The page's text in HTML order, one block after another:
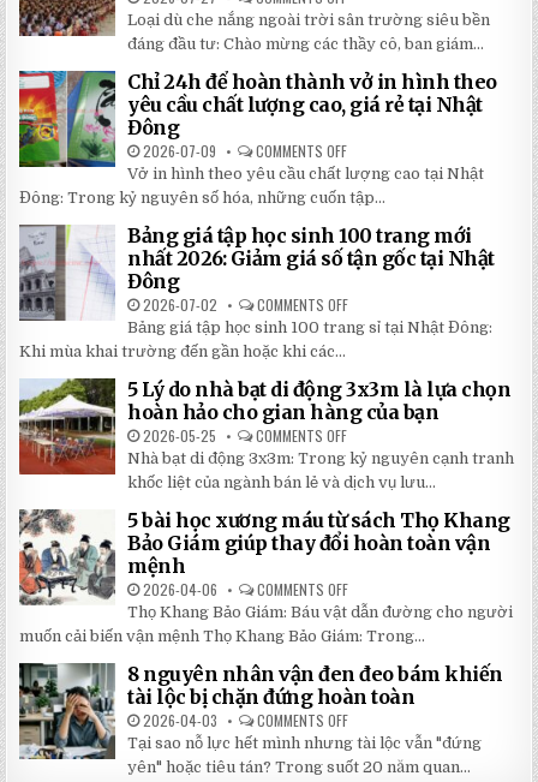
TIẾT
2026:
5
BÍ
MẬT
GIÚP
BẠN
TIẾT
KHI
LẮP
ĐẶT
TOP
5
LOẠI
DÙ
CHE
NẮNG
NGOÀI
TRỜI
BỀN
ĐÁNG
ĐẦU
NHẤT
2026
Loại dù che nắng ngoài trời sân trường siêu bền
đáng đầu tư: Chào mừng các thầy cô, ban giám...
Chỉ 24h để hoàn thành vở in hình theo
yêu cầu chất lượng cao, giá rẻ tại Nhật
Đông
2026-07-09 COMMENTS OFF
CHỈ
24H
ĐỂ
HOÀN
VỞ
IN
HÌNH
YÊU
CHẤT
LƯỢNG
RẺ
TẠI
NHẬT
ĐÔNG
Vở in hình theo yêu cầu chất lượng cao tại Nhật
Đông: Trong kỷ nguyên số hóa, những cuốn tập...
Bảng giá tập học sinh 100 trang mới
nhất 2026: Giảm giá số tận gốc tại Nhật
Đông
2026-07-02 COMMENTS OFF
BẢNG
GIÁ
100
TRANG
MỚI
2026:
GIẢM
GIÁ
SỐ
TẬN
GỐC
TẠI
NHẬT
Bảng giá tập học sinh 100 trang sỉ tại Nhật Đông:
Khi mùa khai trường đến gần hoặc khi các...
5 Lý do nhà bạt di động 3x3m là lựa chọn
hoàn hảo cho gian hàng của bạn
2026-05-25 COMMENTS OFF
5
LÝ
DO
NHÀ
BẠT
DI
ĐỘNG
3X3M
LỰA
HOÀN
HẢO
CHO
HÀNG
CỦA
BẠN
Nhà bạt di động 3x3m: Trong kỷ nguyên cạnh tranh
khốc liệt của ngành bán lẻ và dịch vụ lưu...
5 bài học xương máu từ sách Thọ Khang
Bảo Giám giúp thay đổi hoàn toàn vận
mệnh
2026-04-06 COMMENTS OFF
5
BÀI
HỌC
XƯƠNG
MÁU
TỪ
SÁCH
THỌ
BẢO
GIÁM
GIÚP
THAY
Thọ Khang Bảo Giám: Báu vật dẫn đường cho người
muốn cải biến vận mệnh Thọ Khang Bảo Giám: Trong...
8 nguyên nhân vận đen đeo bám khiến
tài lộc bị chặn đứng hoàn toàn
2026-04-03 COMMENTS OFF
NGUYÊN
NHÂN
VẬN
Tại sao nỗ lực hết mình nhưng tài lộc vẫn "đứng
yên" hoặc tiêu tán? Trong suốt 20 năm quan...